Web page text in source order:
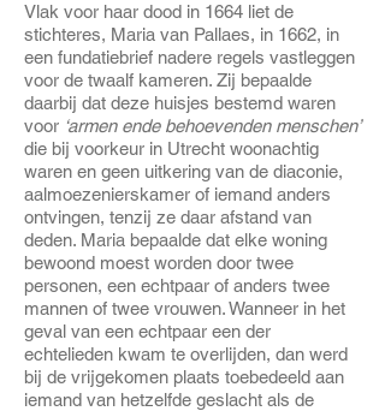
Vlak voor haar dood in 1664 liet de
stichteres, Maria van Pallaes, in 1662, in
een fundatiebrief nadere regels vastleggen
voor de twaalf kameren. Zij bepaalde
daarbij dat deze huisjes bestemd waren
voor ‘armen ende behoevenden menschen’
die bij voorkeur in Utrecht woonachtig
waren en geen uitkering van de diaconie,
aalmoezenierskamer of iemand anders
ontvingen, tenzij ze daar afstand van
deden. Maria bepaalde dat elke woning
bewoond moest worden door twee
personen, een echtpaar of anders twee
mannen of twee vrouwen. Wanneer in het
geval van een echtpaar een der
echtelieden kwam te overlijden, dan werd
bij de vrijgekomen plaats toebedeeld aan
iemand van hetzelfde geslacht als de